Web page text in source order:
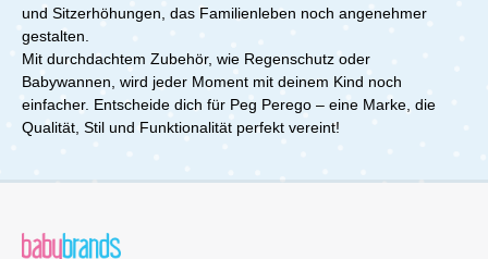
und Sitzerhöhungen, das Familienleben noch angenehmer
gestalten.
Mit durchdachtem Zubehör, wie Regenschutz oder
Babywannen, wird jeder Moment mit deinem Kind noch
einfacher. Entscheide dich für Peg Perego – eine Marke, die
Qualität, Stil und Funktionalität perfekt vereint!